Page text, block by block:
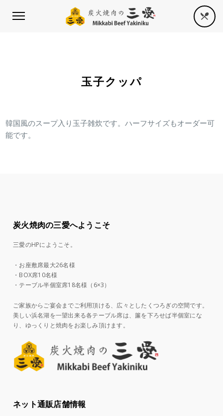
玉子クッパ
韓国風のスープ入り玉子雑炊です。ハーフサイズもオーダー可
能です。
炭火焼肉の三愛へようこそ
三愛のHPにようこそ。
・お座敷席最大26名様
・BOX席10名様
・テーブル半個室席18名様（6×3）
ご家族からご宴会までご利用頂ける、広々としたくつろぎの空間です。
美しい浜名湖を一望出来る各テーブル席は、簾を下ろせば半個室にな
り、ゆっくりと焼肉をお楽しみ頂けます。
ネット通販店舗情報